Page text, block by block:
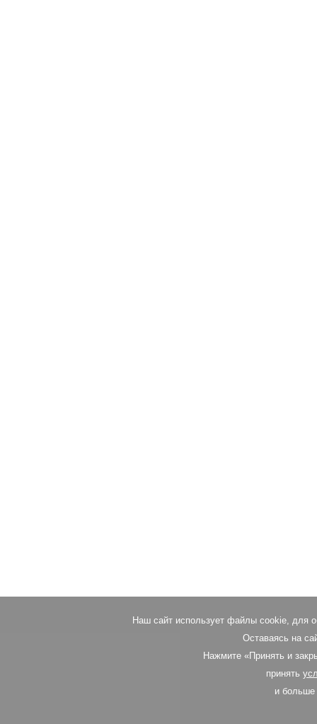
Наш сайт использует файлы cookie, для
Оставаясь на
Нажмите «Принять и
принять
и больше